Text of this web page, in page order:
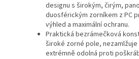
designu s širokým, čirým,
duosférickým zorníkem z PC
výhled a maximální ochranu.
Praktická bezrámečková
široké zorné pole,
extrémně odolná proti